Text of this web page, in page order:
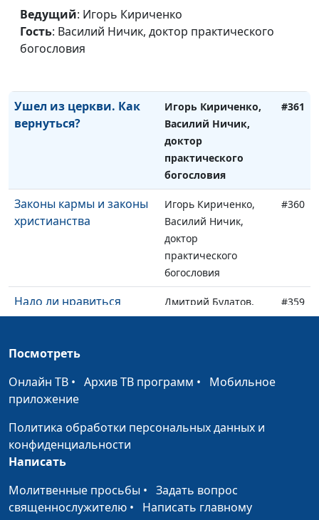
Ведущий: Игорь Кириченко
Гость: Василий Ничик, доктор практического
богословия
Жизнь христианина в
сети
Игорь Кириченко,
Василий Ничик,
доктор
Ушел из церкви. Как
вернуться?
Игорь Кириченко,
Василий Ничик,
доктор
практического
богословия
#361
Законы кармы и законы
христианства
Игорь Кириченко,
Василий Ничик,
доктор
практического
богословия
#360
Надо ли нравиться
всем?
Дмитрий Булатов,
Евгений Кафтанов,
#359
Помогать каждому —
священнослужитель,
Гнев в жизни
христианина
Дмитрий Булатов,
Евгений Кафтанов,
Посмотреть
Онлайн ТВ • Архив ТВ программ • Мобильное
приложение
Политика обработки персональных данных и
конфиденциальности
Написать
Молитвенные просьбы • Задать вопрос
священнослужителю • Написать главному